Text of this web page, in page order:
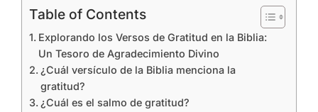
Table of Contents
Explorando los Versos de Gratitud en la Biblia:
Un Tesoro de Agradecimiento Divino
¿Cuál versículo de la Biblia menciona la
gratitud?
¿Cuál es el salmo de gratitud?